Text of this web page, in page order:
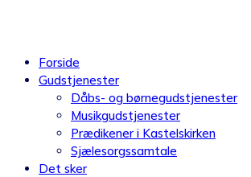
Forside
Gudstjenester
Dåbs- og børnegudstjenester
Musikgudstjenester
Prædikener i Kastelskirken
Sjælesorgssamtale
Det sker